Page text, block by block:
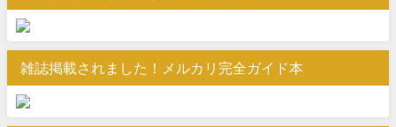
雑誌掲載されました！メルカリ完全ガイド本